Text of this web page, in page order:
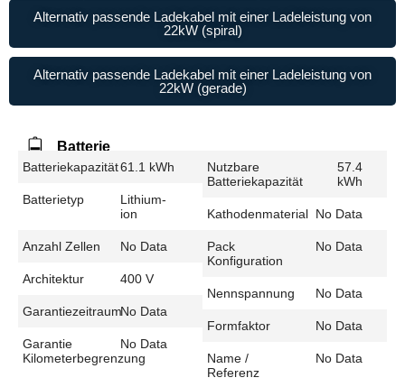
Alternativ passende Ladekabel mit einer Ladeleistung von
22kW (spiral)
Alternativ passende Ladekabel mit einer Ladeleistung von
22kW (gerade)
Batterie
Batteriekapazität61.1 kWh
Batterietyp
Lithium-
ion
Anzahl Zellen No Data
Architektur 400 V
GarantiezeitraumNo Data
Garantie
Kilometerbegrenzung
No Data
Nutzbare
Batteriekapazität
57.4
kWh
Kathodenmaterial No Data
Pack
Konfiguration
No Data
Nennspannung No Data
Formfaktor No Data
Name /
Referenz
No Data